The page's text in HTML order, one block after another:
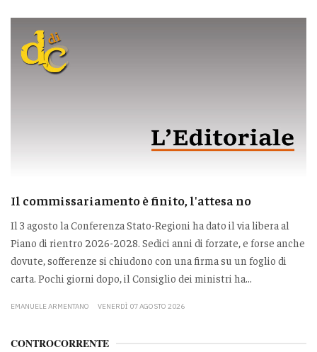
Il commissariamento è finito, l'attesa no
Il 3 agosto la Conferenza Stato-Regioni ha dato il via libera al
Piano di rientro 2026-2028. Sedici anni di forzate, e forse anche
dovute, sofferenze si chiudono con una firma su un foglio di
carta. Pochi giorni dopo, il Consiglio dei ministri ha...
EMANUELE ARMENTANO VENERDÌ 07 AGOSTO 2026
CONTROCORRENTE